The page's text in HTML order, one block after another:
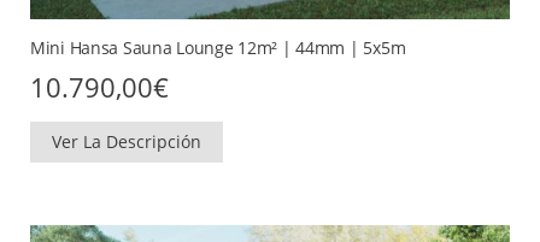
Mini Hansa Sauna Lounge 12m² | 44mm | 5x5m
10.790,00€
Ver La Descripción